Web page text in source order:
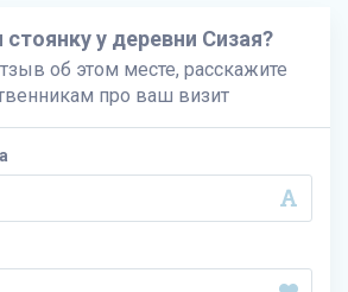
у деревни Сизая?
об этом месте, расскажите
про ваш визит